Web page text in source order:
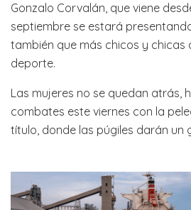
Gonzalo Corvalán, que viene
septiembre se estará
también que más chicos y chicas
deporte.
Las mujeres no se quedan atrás,
combates este viernes con la
título, donde las púgiles darán un